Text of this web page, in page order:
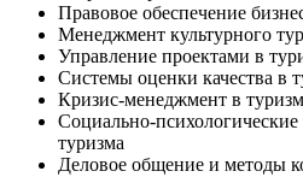
Правовое обеспечение
Менеджмент культурного
Управление проектами в
Системы оценки качества в
Кризис-менеджмент в
Социально-
туризма
Деловое общение и методы